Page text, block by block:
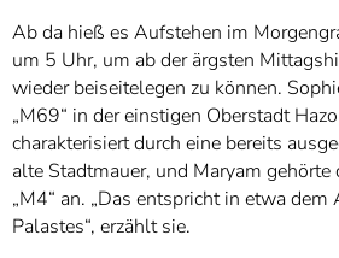
Ab da hieß es Aufstehen im
um 5 Uhr, um ab der ärgsten
wieder beiseitelegen zu können.
„M69“ in der einstigen Oberstadt
charakterisiert durch eine bereits
alte Stadtmauer, und Maryam
„M4“ an. „Das entspricht in etwa
Palastes“, erzählt sie.